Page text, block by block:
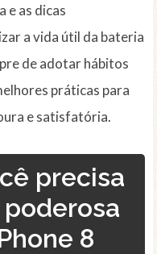
e as dicas
a vida útil da bateria
de adotar hábitos
práticas para
e satisfatória.
precisa
8